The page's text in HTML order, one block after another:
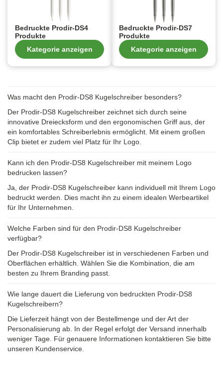
Bedruckte Prodir-DS4
Produkte
Kategorie anzeigen
Bedruckte Prodir-DS7
Produkte
Kategorie anzeigen
Was macht den Prodir-DS8 Kugelschreiber besonders?
Der Prodir-DS8 Kugelschreiber zeichnet sich durch seine
innovative Dreiecksform und den ergonomischen Griff aus, der
ein komfortables Schreiberlebnis ermöglicht. Mit einem großen
Clip bietet er zudem viel Platz für Ihr Logo.
Kann ich den Prodir-DS8 Kugelschreiber mit meinem Logo
bedrucken lassen?
Ja, der Prodir-DS8 Kugelschreiber kann individuell mit Ihrem Logo
bedruckt werden. Dies macht ihn zu einem idealen Werbeartikel
für Ihr Unternehmen.
Welche Farben sind für den Prodir-DS8 Kugelschreiber
verfügbar?
Der Prodir-DS8 Kugelschreiber ist in verschiedenen Farben und
Oberflächen erhältlich. Wählen Sie die Kombination, die am
besten zu Ihrem Branding passt.
Wie lange dauert die Lieferung von bedruckten Prodir-DS8
Kugelschreibern?
Die Lieferzeit hängt von der Bestellmenge und der Art der
Personalisierung ab. In der Regel erfolgt der Versand innerhalb
weniger Tage. Für genauere Informationen kontaktieren Sie bitte
unseren Kundenservice.